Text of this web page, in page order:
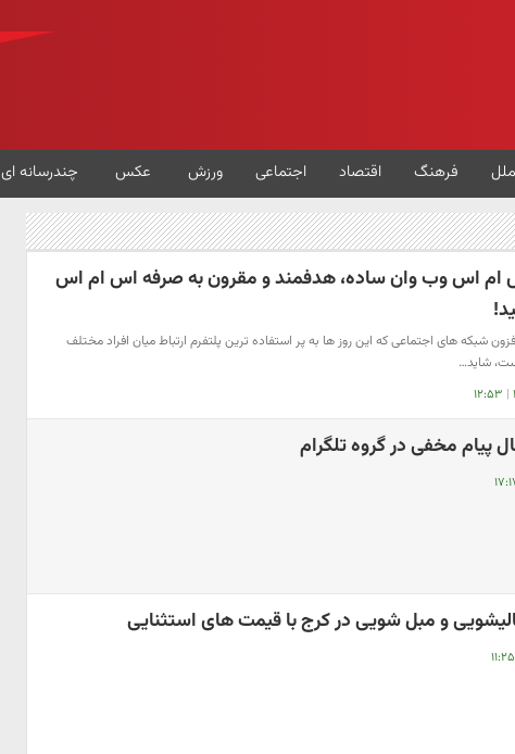
فرهنگ اقتصاد اجتماعی ورزش عکس چندرسانه ای
ام اس وب وان ساده، هدفمند و مقرون به صرفه اس ام اس
شبکه های اجتماعی که این روز ها به پر استفاده ترین پلتفرم ارتباط میان افراد مختلف
شاید…
| ۱۲:۵۳
پیام مخفی در گروه تلگرام
و مبل شویی در کرج با قیمت های استثنایی
۱۱:۲۵